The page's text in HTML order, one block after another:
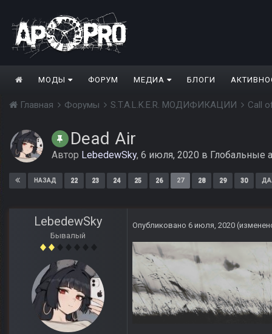
МОДЫ ФОРУМ МЕДИА БЛОГИ
Главная Форумы S.T.A.L.K.E.R. МОДИФИКАЦИИ Call
Dead Air
Автор LebedewSky, 6 июля, 2020 в Глобальные
НАЗАД 22 23 24 25 26 27 28 29 30
LebedewSky
Бывалый
Опубликовано 6 июля, 2020